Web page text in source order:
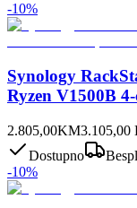
-10%
Synology
Ryzen V1500B
2.805,00KM3.105,00
Dostupno
-10%